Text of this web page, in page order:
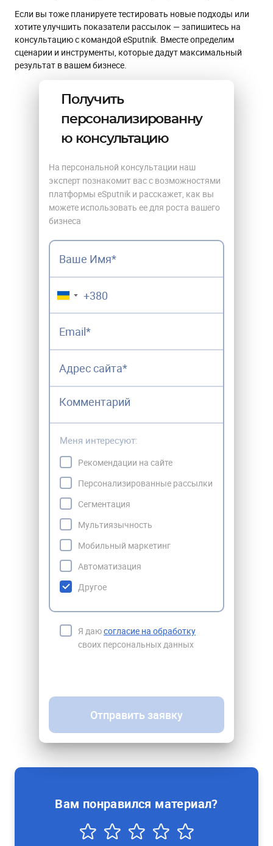
Если вы тоже планируете тестировать новые подходы или
хотите улучшить показатели рассылок — запишитесь на
консультацию с командой eSputnik. Вместе определим
сценарии и инструменты, которые дадут максимальный
результат в вашем бизнесе.
Получить
персонализированну
ю консультацию
На персональной консультации наш
эксперт познакомит вас с возможностями
платформы eSputnik и расскажет, как вы
можете использовать ее для роста вашего
бизнеса
▼
Меня интересуют:
Рекомендации на сайте
Персонализированные рассылки
Сегментация
Мультиязычность
Мобильный маркетинг
Автоматизация
Другое
Я даюсогласие на обработку
своих персональных данных
Отправить заявку
Вам понравился материал?